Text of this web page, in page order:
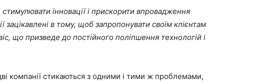
інновації і прискорити впровадження
зацікавлені в тому, щоб запропонувати своїм клієнтам
що призведе до постійного поліпшення технологій і
компанії стикаються з одними і тими ж проблемами,